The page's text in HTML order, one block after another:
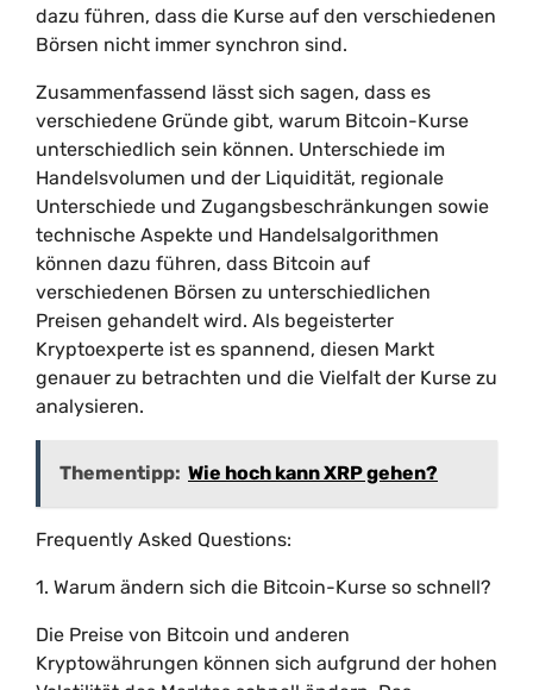
dazu führen, dass die Kurse auf den verschiedenen
Börsen nicht immer synchron sind.
Zusammenfassend lässt sich sagen, dass es
verschiedene Gründe gibt, warum Bitcoin-Kurse
unterschiedlich sein können. Unterschiede im
Handelsvolumen und der Liquidität, regionale
Unterschiede und Zugangsbeschränkungen sowie
technische Aspekte und Handelsalgorithmen
können dazu führen, dass Bitcoin auf
verschiedenen Börsen zu unterschiedlichen
Preisen gehandelt wird. Als begeisterter
Kryptoexperte ist es spannend, diesen Markt
genauer zu betrachten und die Vielfalt der Kurse zu
analysieren.
Thementipp: Wie hoch kann XRP gehen?
Frequently Asked Questions:
1. Warum ändern sich die Bitcoin-Kurse so schnell?
Die Preise von Bitcoin und anderen
Kryptowährungen können sich aufgrund der hohen